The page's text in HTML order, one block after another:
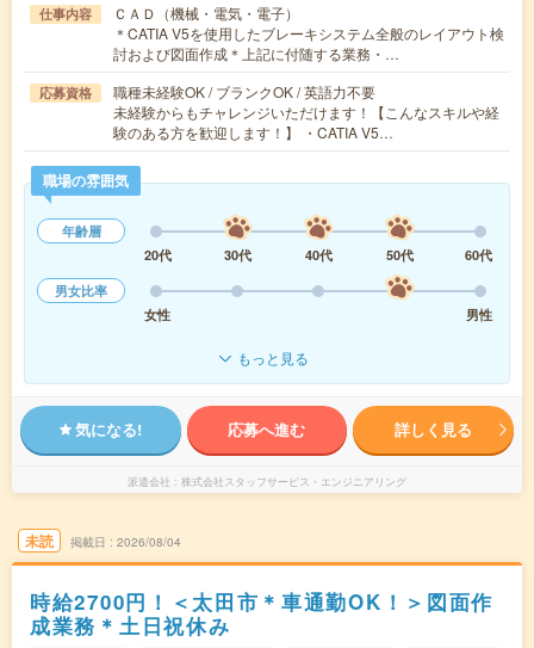
仕事内容
ＣＡＤ（機械・電気・電子）
＊CATIA V5を使用したブレーキシステム全般のレイアウト検
討および図面作成＊上記に付随する業務・…
応募資格
職種未経験OK / ブランクOK / 英語力不要
未経験からもチャレンジいただけます！【こんなスキルや経
験のある方を歓迎します！】 ・CATIA V5…
職場の雰囲気
年齢層
20代
30代 40代 50代
60代
男女比率
女性
男性
もっと見る
気になる! 応募へ進む 詳しく見る
派遣会社 株式会社スタッフサービス・エンジニアリング
未読 掲載日 2026/08/04
時給2700円！＜太田市＊車通勤OK！＞図面作
成業務＊土日祝休み